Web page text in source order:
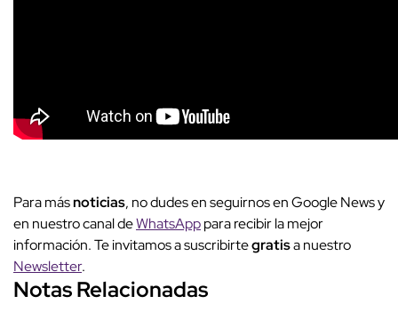
Para másnoticias, no dudes en seguirnos en Google News y
en nuestro canal deWhatsApppara recibir la mejor
información. Te invitamos a suscribirtegratisa nuestro
Newsletter.
Notas Relacionadas